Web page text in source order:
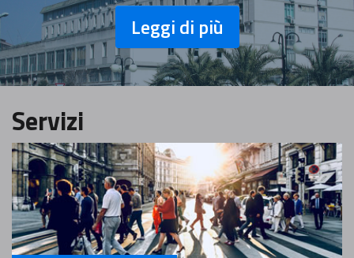
Leggi di più
Servizi